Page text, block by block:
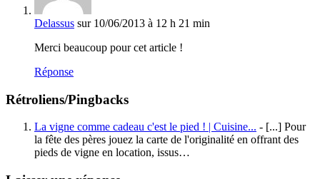
Delassus sur 10/06/2013 à 12 h 21 min
Merci beaucoup pour cet article !
Réponse
Rétroliens/Pingbacks
La vigne comme cadeau c'est le pied ! | Cuisine... - [...] Pour
la fête des pères jouez la carte de l'originalité en offrant des
pieds de vigne en location, issus…